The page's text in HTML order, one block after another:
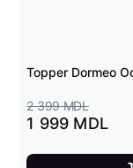
Topper Dormeo
2 399 MDL
1 999 MDL